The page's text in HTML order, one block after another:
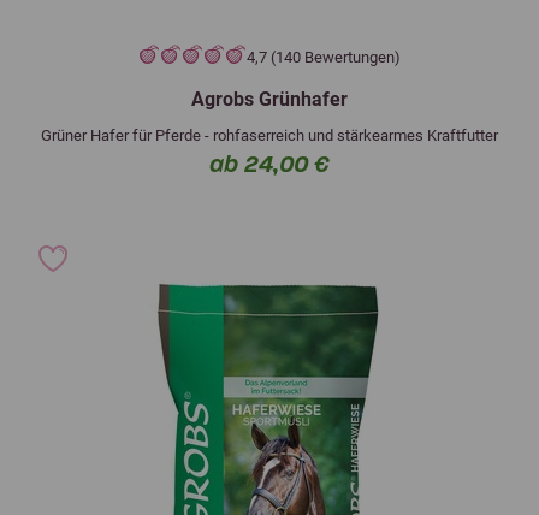
4,7 (140 Bewertungen)
Agrobs Grünhafer
Grüner Hafer für Pferde - rohfaserreich und stärkearmes Kraftfutter
ab 24,00 €